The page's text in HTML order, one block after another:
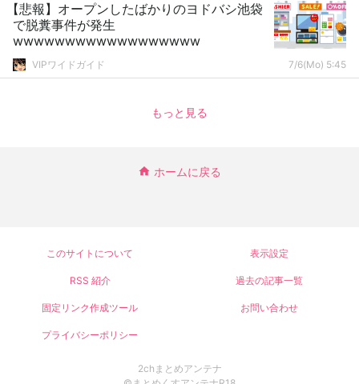
【悲報】オープンしたばかりのヨドバシ池袋
で脱糞事件が発生
wwwwwwwwwwwwwwwwww
VIPワイドガイド 7/6(Mo) 5:45
もっと見る
ホームに戻る
このサイトについて 表示設定
RSS 紹介 過去の記事一覧
固定リンク作成ツール お問い合わせ
プライバシーポリシー
2chまとめアンテナ